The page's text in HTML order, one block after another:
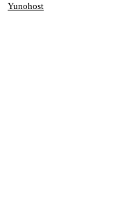
Yunohost